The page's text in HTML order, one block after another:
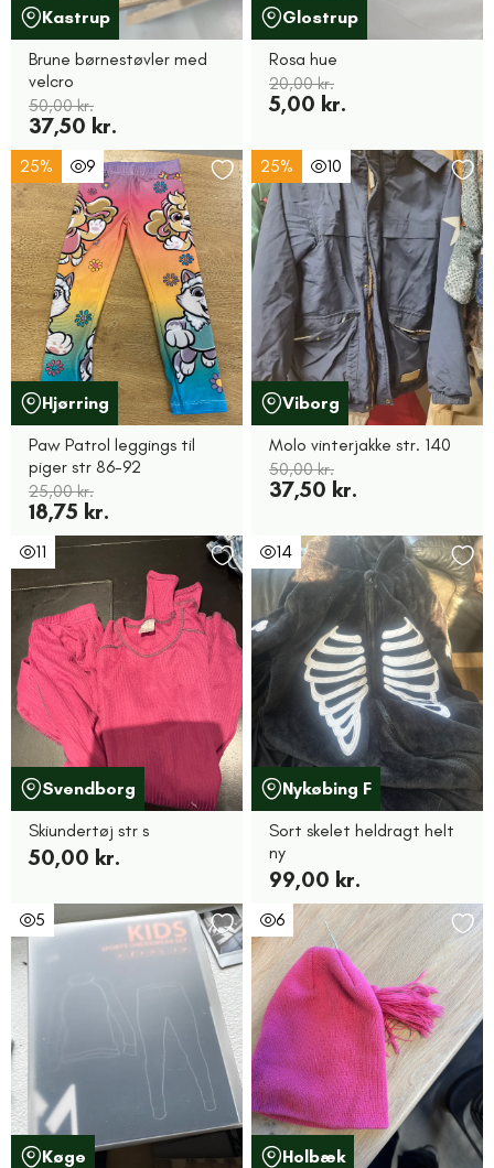
Kastrup
Brune børnestøvler med
velcro
50,00 kr.
37,50 kr.
Glostrup
Rosa hue
20,00 kr.
5,00 kr.
25% 9
Hjørring
Paw Patrol leggings til
piger str 86-92
25,00 kr.
18,75 kr.
25% 10
Viborg
Molo vinterjakke str. 140
50,00 kr.
37,50 kr.
11
Svendborg
Skiundertøj str s
50,00 kr.
14
Nykøbing F
Sort skelet heldragt helt
ny
99,00 kr.
5
Køge
6
Holbæk